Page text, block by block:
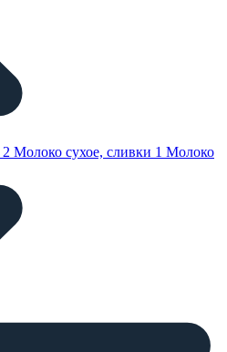
2 Молоко сухое, сливки 1 Молоко